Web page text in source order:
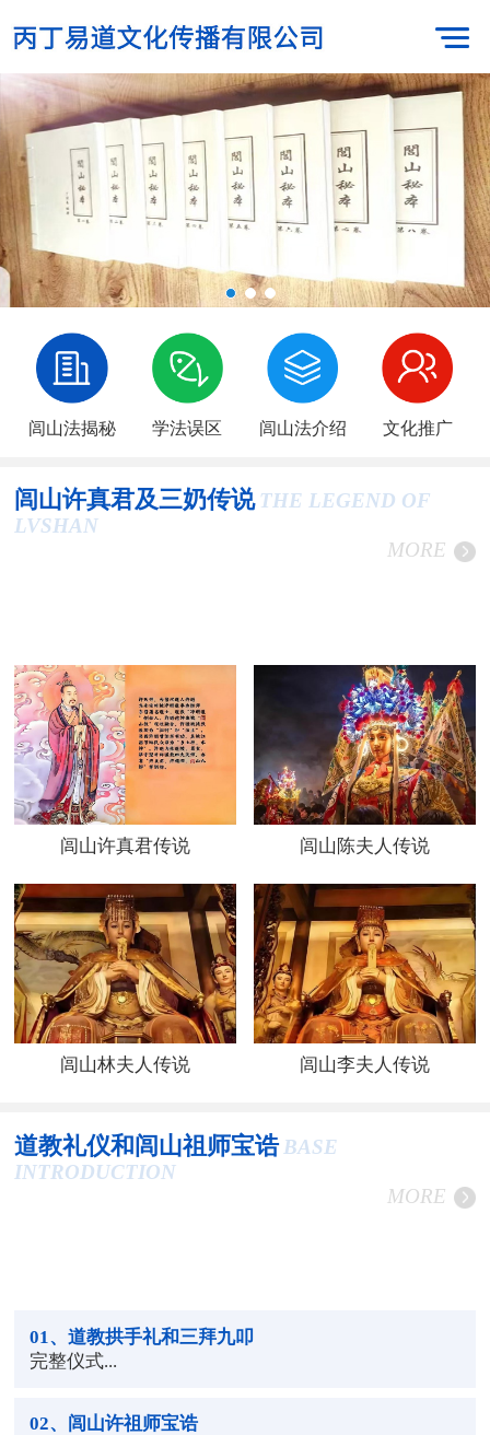
闾山法揭秘 学法误区 闾山法介绍 文化推广
闾山许真君及三奶传说 THE LEGEND OF
LVSHAN
MORE
闾山许真君传说 闾山陈夫人传说
闾山林夫人传说 闾山李夫人传说
道教礼仪和闾山祖师宝诰 BASE
INTRODUCTION
MORE
01 、道教拱手礼和三拜九叩
完整仪式...
02、闾山许祖师宝诰